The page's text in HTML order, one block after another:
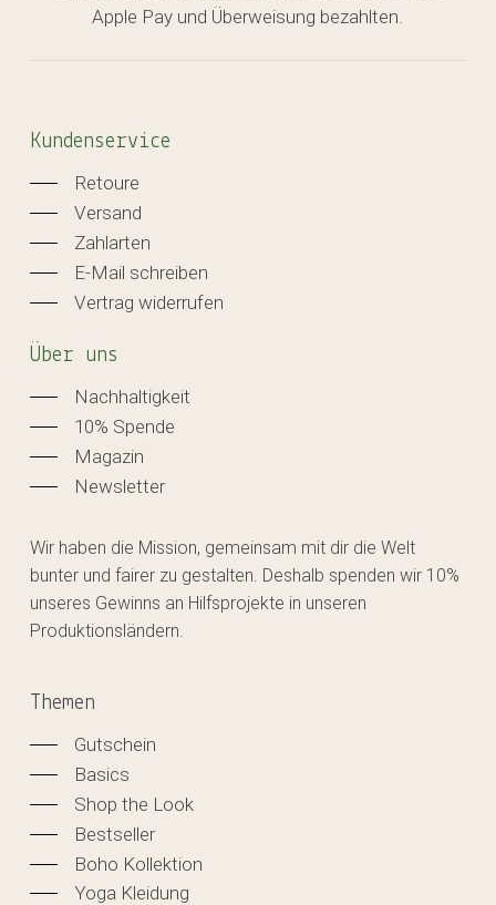
Apple Pay und Überweisung bezahlten.
Kundenservice
Retoure
Versand
Zahlarten
E-Mail schreiben
Vertrag widerrufen
Über uns
Nachhaltigkeit
10% Spende
Magazin
Newsletter
Wir haben die Mission, gemeinsam mit dir die Welt
bunter und fairer zu gestalten. Deshalb spenden wir 10%
unseres Gewinns an Hilfsprojekte in unseren
Produktionsländern.
Themen
Gutschein
Basics
Shop the Look
Bestseller
Boho Kollektion
Yoga Kleidung